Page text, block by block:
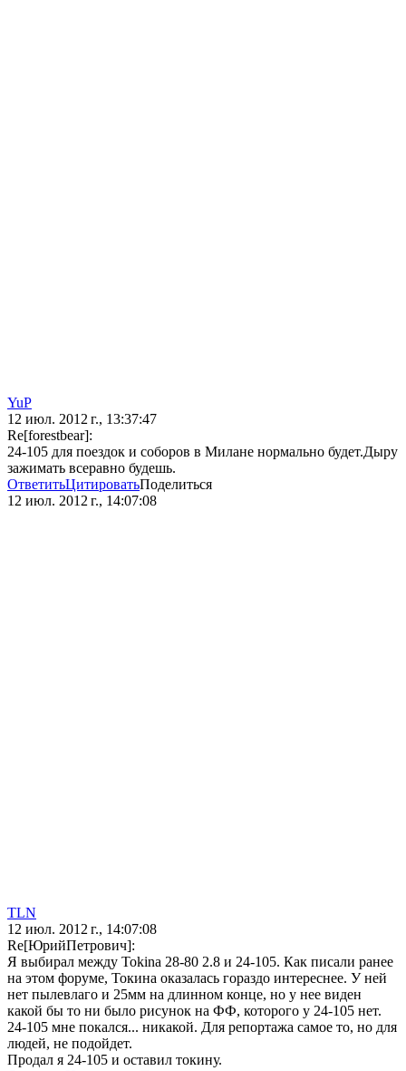
YuP
12 июл. 2012 г., 13:37:47
Re[forestbear]:
24-105 для поездок и соборов в Милане нормально будет.Дыру
зажимать всеравно будешь.
ОтветитьЦитироватьПоделиться
12 июл. 2012 г., 14:07:08
TLN
12 июл. 2012 г., 14:07:08
Re[ЮрийПетрович]:
Я выбирал между Tokina 28-80 2.8 и 24-105. Как писали ранее
на этом форуме, Токина оказалась гораздо интереснее. У ней
нет пылевлаго и 25мм на длинном конце, но у нее виден
какой бы то ни было рисунок на ФФ, которого у 24-105 нет.
24-105 мне покался... никакой. Для репортажа самое то, но для
людей, не подойдет.
Продал я 24-105 и оставил токину.